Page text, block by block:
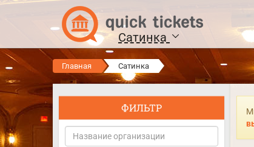
Сатинка
Главная Сатинка
ФИЛЬТР